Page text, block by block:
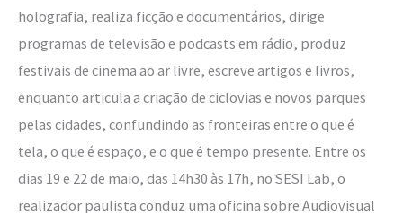
holografia, realiza ficção e documentários, dirige
programas de televisão e podcasts em rádio, produz
festivais de cinema ao ar livre, escreve artigos e livros,
enquanto articula a criação de ciclovias e novos parques
pelas cidades, confundindo as fronteiras entre o que é
tela, o que é espaço, e o que é tempo presente. Entre os
dias 19 e 22 de maio, das 14h30 às 17h, no SESI Lab, o
realizador paulista conduz uma oficina sobre Audiovisual